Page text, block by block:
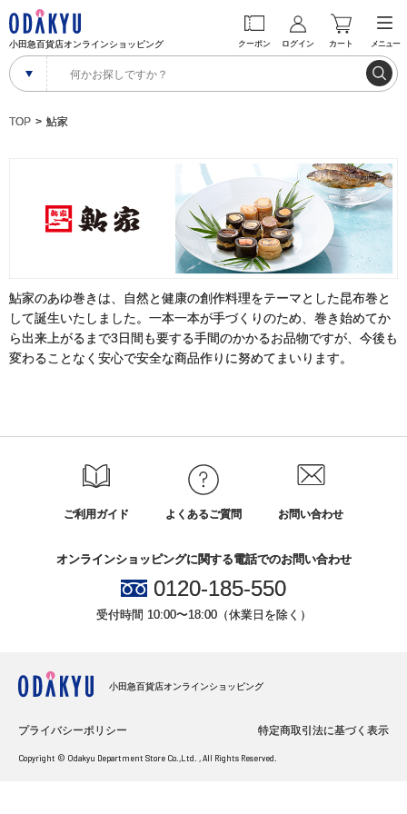
小田急百貨店オンラインショッピング クーポン ログイン カート メニュー
TOP 鮎家
鮎家のあゆ巻きは、自然と健康の創作料理をテーマとした昆布巻と
して誕生いたしました。一本一本が手づくりのため、巻き始めてか
ら出来上がるまで3日間も要する手間のかかるお品物ですが、今後も
変わることなく安心で安全な商品作りに努めてまいります。
ご利用ガイド よくあるご質問 お問い合わせ
オンラインショッピングに関する電話でのお問い合わせ
0120-185-550
受付時間 10:00〜18:00（休業日を除く）
小田急百貨店オンラインショッピング
プライバシーポリシー 特定商取引法に基づく表示
Copyright © Odakyu Department Store Co.,Ltd. , All Rights Reserved.